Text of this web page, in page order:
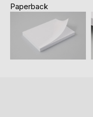
Paperback